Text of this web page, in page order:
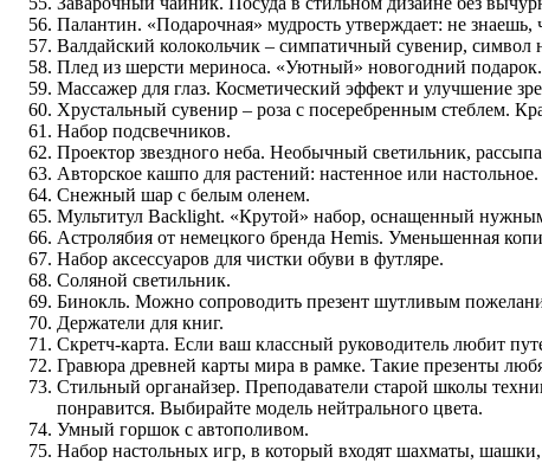
Палантин. «Подарочная» мудрость утверждает: не
Валдайский колокольчик – симпатичный сувенир, символ
Плед из шерсти мериноса. «Уютный» новогодний подарок.
Массажер для глаз. Косметический эффект и улучшение
Хрустальный сувенир – роза с посеребренным стеблем.
Набор подсвечников.
Проектор звездного неба. Необычный светильник,
Авторское кашпо для растений: настенное или настольное.
Снежный шар с белым оленем.
Мультитул Backlight. «Крутой» набор, оснащенный
Астролябия от немецкого бренда Hemis. Уменьшенная
Набор аксессуаров для чистки обуви в футляре.
Соляной светильник.
Бинокль. Можно сопроводить презент шутливым
Держатели для книг.
Скретч-карта. Если ваш классный руководитель любит
Гравюра древней карты мира в рамке. Такие презенты
Стильный органайзер. Преподаватели старой школы
понравится. Выбирайте модель нейтрального цвета.
Умный горшок с автополивом.
Набор настольных игр, в который входят шахматы,